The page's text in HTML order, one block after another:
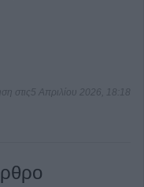
στις5 Απριλίου 2026, 18:18